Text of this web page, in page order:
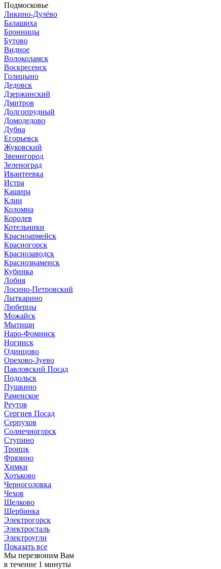
Подмосковье
Ликино-Дулёво
Балашиха
Бронницы
Бутово
Видное
Волоколамск
Воскресенск
Голицыно
Дедовск
Дзержинский
Дмитров
Долгопрудный
Домодедово
Дубна
Егорьевск
Жуковский
Звенигород
Зеленоград
Ивантеевка
Истра
Кашира
Клин
Коломна
Королев
Котельники
Красноармейск
Красногорск
Краснозаводск
Краснознаменск
Кубинка
Лобня
Лосино-Петровский
Лыткарино
Люберцы
Можайск
Мытищи
Наро-Фоминск
Ногинск
Одинцово
Орехово-Зуево
Павловский Посад
Подольск
Пушкино
Раменское
Реутов
Сергиев Посад
Серпухов
Солнечногорск
Ступино
Троицк
Фрязино
Химки
Хотьково
Черноголовка
Чехов
Щелково
Щербинка
Электрогорск
Электросталь
Электроугли
Показать все
Мы перезвоним Вам
в течение 1 минуты